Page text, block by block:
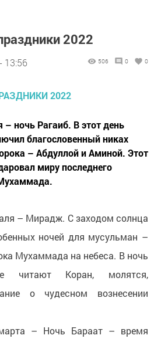
2022
13:56 506 0 0
– ночь Рагаиб. В этот день
благословенный никах
– Абдуллой и Аминой. Этот
миру последнего
– Мирадж. С заходом солнца
ночей для мусульман –
Мухаммада на небеса. В ночь
читают Коран, молятся,
о чудесном вознесении
– Ночь Бараат – время